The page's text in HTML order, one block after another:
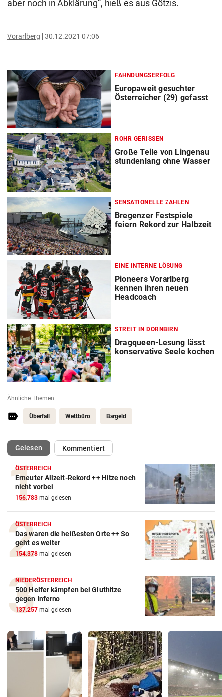
aber noch in Abklärung“, hieß es aus Götzis.
Vorarlberg 30.12.2021 07:06
FAHNDUNGSERFOLG
Europaweit gesuchter
Österreicher (29) gefasst
ROHR GERISSEN
Große Teile von Lingenau
stundenlang ohne Wasser
SENSATIONELLE ZAHLEN
Bregenzer Festspiele
feiern Rekord zur Halbzeit
EINE INTERNE LÖSUNG
Pioneers Vorarlberg
kennen ihren neuen
Headcoach
STREIT IN DORNBIRN
Dragqueen-Lesung lässt
konservative Seele kochen
Ähnliche Themen
Überfall Wettbüro Bargeld
Gelesen(ausgewählt)Kommentiert
ÖSTERREICH
Erneuter Allzeit-Rekord ++ Hitze noch
nicht vorbei
156.783 mal gelesen
ÖSTERREICH
Das waren die heißesten Orte ++ So
geht es weiter
154.378 mal gelesen
NIEDERÖSTERREICH
500 Helfer kämpfen bei Gluthitze
gegen Inferno
137.257 mal gelesen